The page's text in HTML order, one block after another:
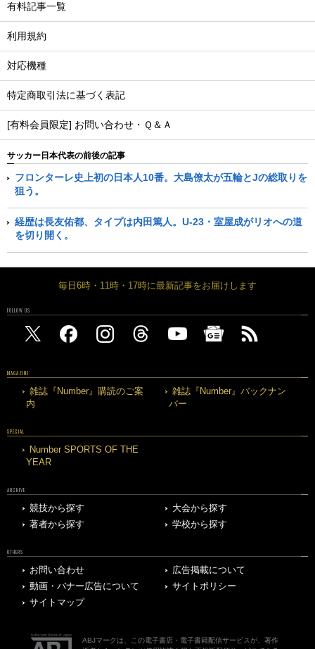
有料記事一覧
利用規約
対応機種
特定商取引法に基づく表記
[有料会員限定] お問い合わせ・Ｑ＆Ａ
サッカー日本代表の前後の記事
フロンターレ史上初の日本人10番。大島僚太が五輪とJの総取りを
狙う。
経歴は長友佑都、タイプは内田篤人。U-23・室屋成がリオへの道
を切り開く。
毎日6時・11時・17時に最新記事をお届けします
FOLLOW US
MAGAZINE
雑誌『Number』購読のご案
内
雑誌『Number』バックナン
バー
SPECIAL
Number SPORTS OF THE
YEAR
ARCHIVE
競技から探す
大会から探す
著者から探す
学校から探す
OTHERS
お問い合わせ
広告掲載について
動画・バナー広告について
サイトポリシー
サイトマップ
ABJマークは、この電子書店・電子書籍配信サービスが、著作